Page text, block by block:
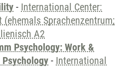
- International Center:
(ehemals Sprachenzentrum;
A2
Psychology: Work &
- International